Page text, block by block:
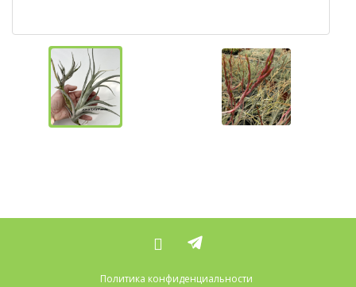
Политика конфиденциальности